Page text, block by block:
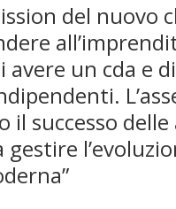
del nuovo
avere un cda e
il successo
gestire